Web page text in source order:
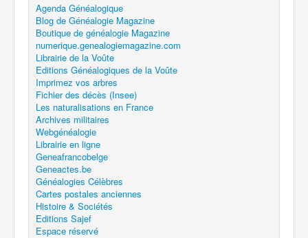
Agenda Généalogique
Blog de Généalogie Magazine
Boutique de généalogie Magazine
numerique.genealogiemagazine.com
Librairie de la Voûte
Editions Généalogiques de la Voûte
Imprimez vos arbres
Fichier des décès (Insee)
Les naturalisations en France
Archives militaires
Webgénéalogie
Librairie en ligne
Geneafrancobelge
Geneactes.be
Généalogies Célèbres
Cartes postales anciennes
Histoire & Sociétés
Editions Sajef
Espace réservé